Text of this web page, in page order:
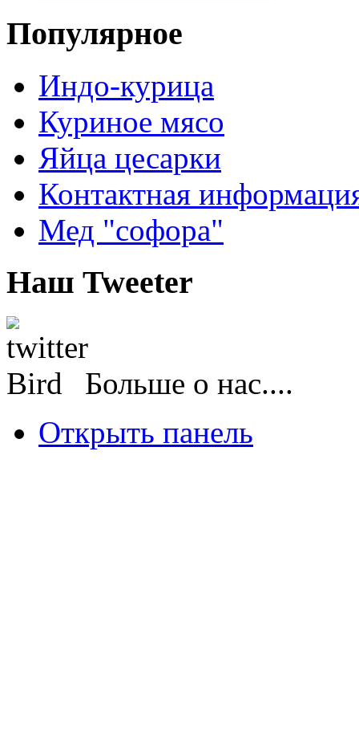
Популярное
Индо-курица
Куриное мясо
Яйца цесарки
Контактная
Мед "софора"
Наш Tweeter
Больше о нас....
Открыть панель